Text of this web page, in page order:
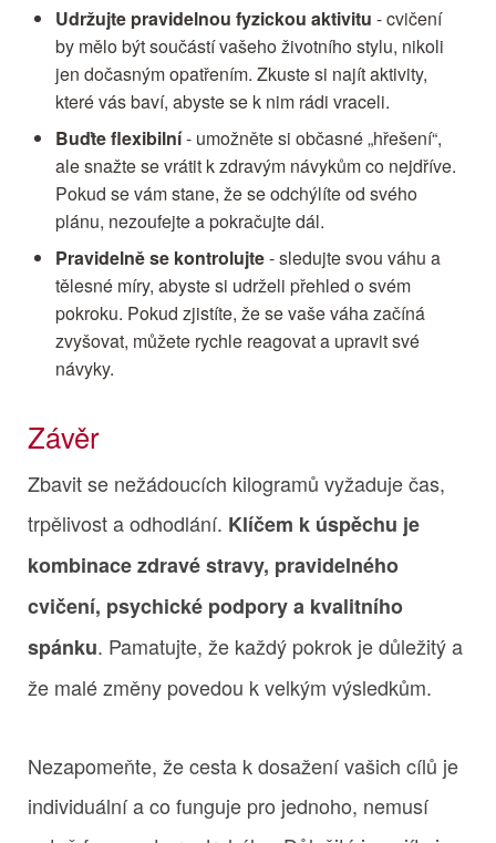
Udržujte pravidelnou fyzickou aktivitu - cvičení
by mělo být součástí vašeho životního stylu, nikoli
jen dočasným opatřením. Zkuste si najít aktivity,
které vás baví, abyste se k nim rádi vraceli.
Buďte flexibilní- umožněte si občasné „hřešení“,
ale snažte se vrátit k zdravým návykům co nejdříve.
Pokud se vám stane, že se odchýlíte od svého
plánu, nezoufejte a pokračujte dál.
Pravidelně se kontrolujte- sledujte svou váhu a
tělesné míry, abyste si udrželi přehled o svém
pokroku. Pokud zjistíte, že se vaše váha začíná
zvyšovat, můžete rychle reagovat a upravit své
návyky.
Závěr
Zbavit se nežádoucích kilogramů vyžaduje čas,
trpělivost a odhodlání. Klíčem k úspěchu je
kombinace zdravé stravy, pravidelného
cvičení, psychické podpory a kvalitního
spánku. Pamatujte, že každý pokrok je důležitý a
že malé změny povedou k velkým výsledkům.
Nezapomeňte, že cesta k dosažení vašich cílů je
individuální a co funguje pro jednoho, nemusí